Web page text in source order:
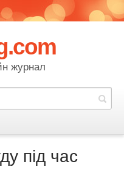
журнал
під час